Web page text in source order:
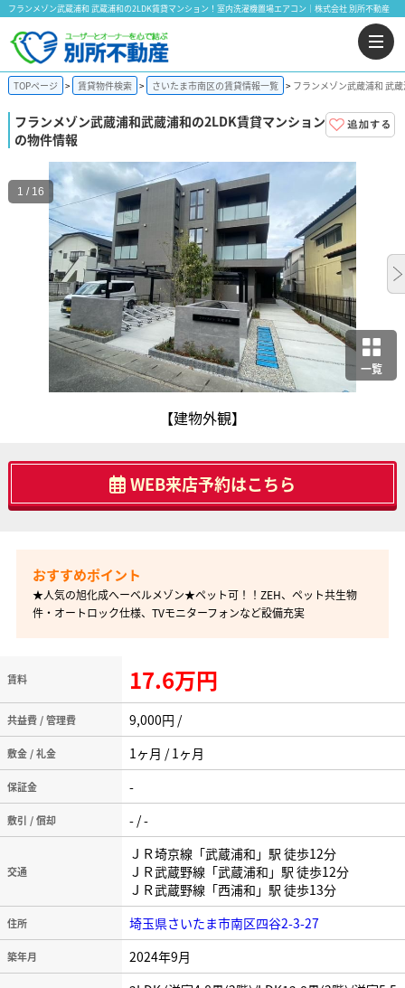
フランメゾン武蔵浦和 武蔵浦和の2LDK賃貸マンション！室内洗濯機置場エアコン｜株式会社 別所不動産
TOPページ 賃貸物件検索 さいたま市南区の賃貸情報一覧 フランメゾン武蔵浦和 武
フランメゾン武蔵浦和武蔵浦和の2LDK賃貸マンション
の物件情報
一覧
【建物外観】
1 / 16
WEB来店予約はこちら
★人気の旭化成へーベルメゾン★ペット可！！ZEH、ペット共生物
件・オートロック仕様、TVモニターフォンなど設備充実
賃料 17.6万円
共益費 / 管理費 9,000円 /
敷金 / 礼金 1ヶ月 / 1ヶ月
保証金 -
敷引 / 償却 - / -
交通
ＪＲ埼京線「武蔵浦和」駅 徒歩12分
ＪＲ武蔵野線「武蔵浦和」駅 徒歩12分
ＪＲ武蔵野線「西浦和」駅 徒歩13分
住所 埼玉県さいたま市南区四谷2-3-27
築年月 2024年9月